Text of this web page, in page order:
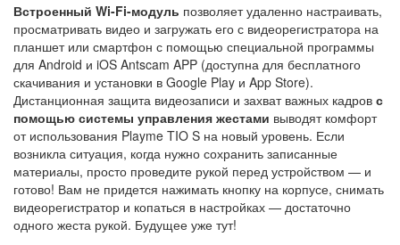
Встроенный Wi-Fi-модуль позволяет удаленно настраивать,
просматривать видео и загружать его с видеорегистратора на
планшет или смартфон с помощью специальной программы
для Android и iOS Antscam APP (доступна для бесплатного
скачивания и установки в Google Play и App Store).
Дистанционная защита видеозаписи и захват важных кадров с
помощью системы управления жестами выводят комфорт
от использования Playme TIO S на новый уровень. Если
возникла ситуация, когда нужно сохранить записанные
материалы, просто проведите рукой перед устройством — и
готово! Вам не придется нажимать кнопку на корпусе, снимать
видеорегистратор и копаться в настройках — достаточно
одного жеста рукой. Будущее уже тут!